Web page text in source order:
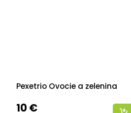
Pexetrio Ovocie a zelenina
10 €